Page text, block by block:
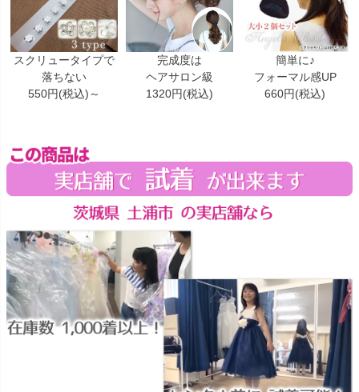
スクリュータイプで
落ちない
550円(税込)～
完成度は
ヘアサロン級
1320円(税込)
簡単に♪
フォーマル感UP
660円(税込)